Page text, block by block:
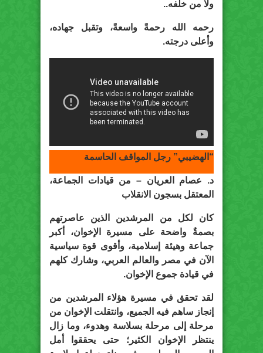
ولا من خلفه..
رحمه الله رحمةً واسعةً، وتقبل جهاده،
وأعلى درجته.
“الهضيبي” رجل المواقف الحاسمة
د. عصام العريان – من قيادات الجماعة،
المعتقل بسجون الانقلاب
كان لكل من المرشدين الذين عاصرتهم
بصمةٌ واضحة على مسيرة الإخوان، أكبر
جماعة وهيئة إسلامية، وأقوى قوة سياسية
الآن في مصر والعالم العربي، وشارك كلهم
في قيادة جموع الإخوان.
لقد تحقق في مسيرة هؤلاء المرشدين من
إنجاز ساهم فيه الجميع، وانتقلت الإخوان من
مرحلة إلى مرحلة بسلاسة وهدوء، وما زال
ينتظر الإخوان الكثير؛ حتى يحققوا أمل